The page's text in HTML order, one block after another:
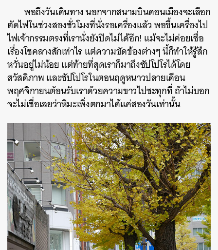
พอถึงวันเดินทาง นอกจากสนามบินดอนเมืองจะเลือก
ตัดไฟในช่วงสองชั่วโมงที่นั่งรอเครื่องแล้ว พอขึ้นเครื่องไป
ไฟเจ้ากรรมตรงที่เรานั่งยังปิดไม่ได้อีก! แม้จะไม่ค่อยเชื่อ
เรื่องโชคลางสักเท่าไร แต่ความขัดข้องต่างๆ นี้ก็ทำให้รู้สึก
หวั่นอยู่ไม่น้อย แต่ท้ายที่สุดเราก็มาถึงซัปโปโรได้โดย
สวัสดิภาพ และซัปโปโรในตอนฤดูหนาวปลายเดือน
พฤศจิกายนต้อนรับเราด้วยความขาวไปซะทุกที่ ถ้าไม่บอก
จะไม่เชื่อเลยว่าหิมะเพิ่งตกมาได้แค่สองวันเท่านั้น